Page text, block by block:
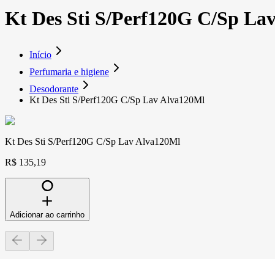
Kt Des Sti S/Perf120G C/Sp
Início
Perfumaria e higiene
Desodorante
Kt Des Sti S/Perf120G C/Sp Lav Alva120Ml
Kt Des Sti S/Perf120G C/Sp Lav Alva120Ml
R$ 135,19
Adicionar ao carrinho